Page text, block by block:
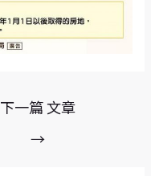
下一篇 文章
→